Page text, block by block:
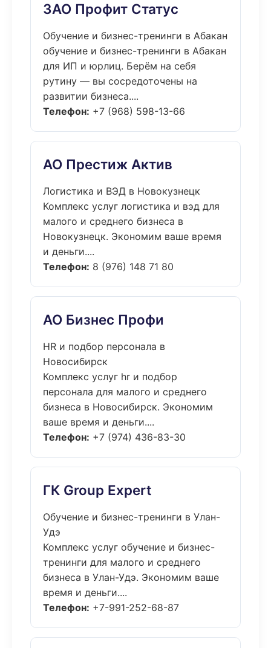
ЗАО Профит Статус
Обучение и бизнес-тренинги в Абакан
обучение и бизнес-тренинги в Абакан
для ИП и юрлиц. Берём на себя
рутину — вы сосредоточены на
развитии бизнеса....
Телефон: +7 (968) 598-13-66
АО Престиж Актив
Логистика и ВЭД в Новокузнецк
Комплекс услуг логистика и вэд для
малого и среднего бизнеса в
Новокузнецк. Экономим ваше время
и деньги....
Телефон: 8 (976) 148 71 80
АО Бизнес Профи
HR и подбор персонала в
Новосибирск
Комплекс услуг hr и подбор
персонала для малого и среднего
бизнеса в Новосибирск. Экономим
ваше время и деньги....
Телефон: +7 (974) 436-83-30
ГК Group Expert
Обучение и бизнес-тренинги в Улан-
Удэ
Комплекс услуг обучение и бизнес-
тренинги для малого и среднего
бизнеса в Улан-Удэ. Экономим ваше
время и деньги....
Телефон: +7-991-252-68-87